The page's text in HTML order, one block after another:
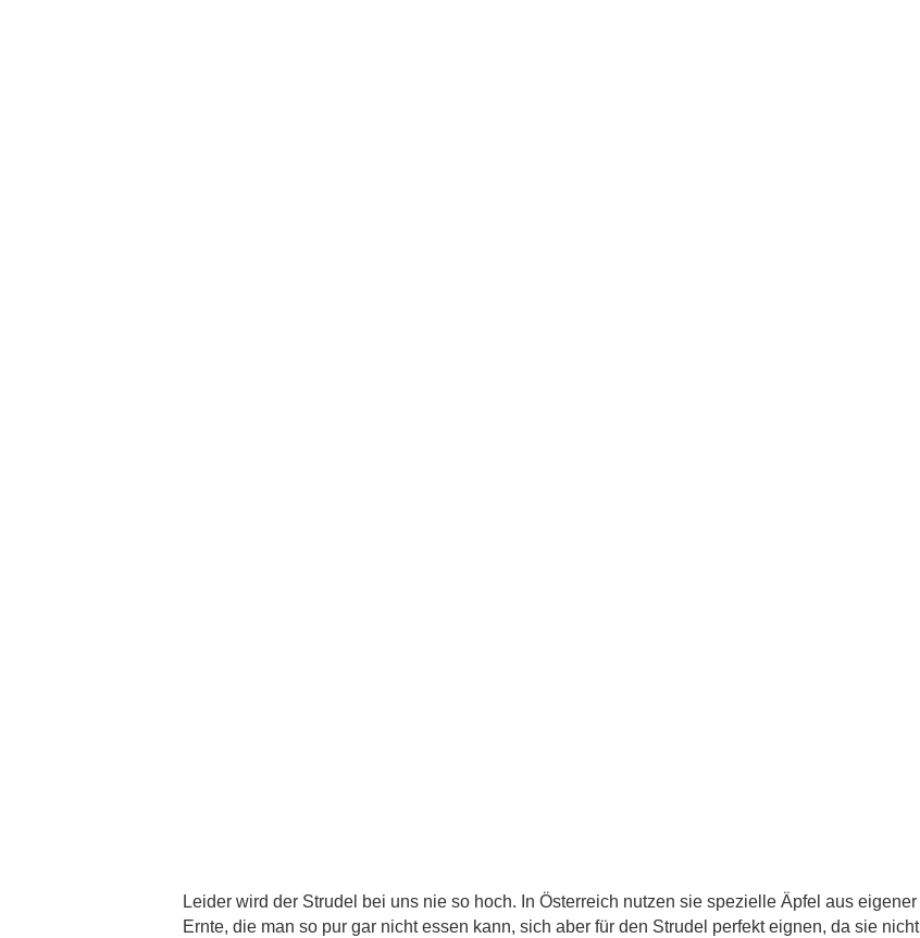
Leider wird der Strudel bei uns nie so hoch. In Österreich nutzen sie spezielle Äpfel aus eigener
Ernte, die man so pur gar nicht essen kann, sich aber für den Strudel perfekt eignen, da sie nicht